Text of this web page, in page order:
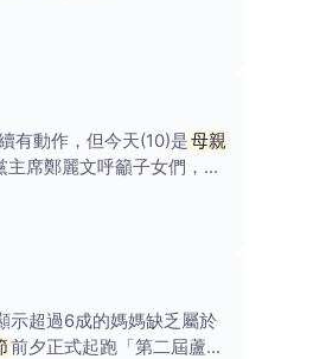
有動作，但今天(10)是母親
席鄭麗文呼籲子女們，不
示超過6成的媽媽缺乏屬於
前夕正式起跑「第二屆蘆葦